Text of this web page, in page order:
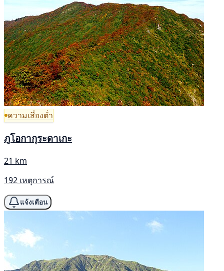
ความเสี่ยงต่ำ
ภูโอกากุระดาเกะ
21 km
192 เหตุการณ์
แจ้งเตือน